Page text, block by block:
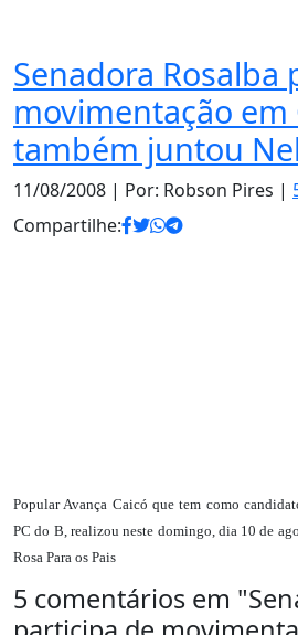
Senadora Rosalba
movimentação em
também juntou
11/08/2008 | Por: Robson Pires |
Compartilhe:
Popular Avança Caicó que tem como
PC do B, realizou neste domingo, dia 10 de
Rosa Para os Pais
5 comentários em "